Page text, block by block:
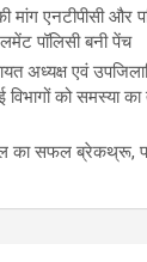
मांग एनटीपीसी और
पॉलिसी बनी पेंच
अध्यक्ष एवं
को समस्या का
का सफल ब्रेकथ्रू,